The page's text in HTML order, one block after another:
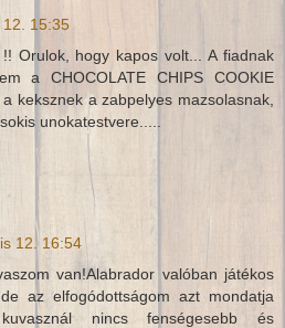
12. 15:35
Orulok, hogy kapos volt... A fiadnak
a CHOCOLATE CHIPS COOKIE
keksznek a zabpelyes mazsolasnak,
unokatestvere.....
12. 16:54
van!Alabrador valóban játékos
az elfogódottságom azt mondatja
nincs fenségesebb és